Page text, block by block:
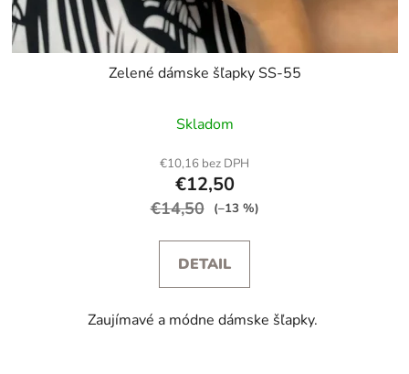
Zelené dámske šľapky SS-55
Skladom
€10,16 bez DPH
€12,50
€14,50 (–13 %)
DETAIL
Zaujímavé a módne dámske šľapky.